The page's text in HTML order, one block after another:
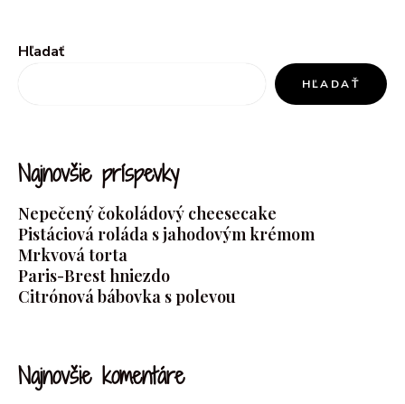
Hľadať
HĽADAŤ
Najnovšie príspevky
Nepečený čokoládový cheesecake
Pistáciová roláda s jahodovým krémom
Mrkvová torta
Paris-Brest hniezdo
Citrónová bábovka s polevou
Najnovšie komentáre